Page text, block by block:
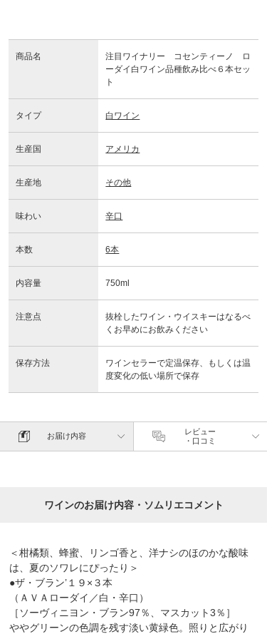
商品名
注目ワイナリー コセンティーノ ロ
ーダイ白ワイン品種飲み比べ６本セッ
ト
タイプ 白ワイン
生産国 アメリカ
生産地 その他
味わい 辛口
本数 6本
内容量 750ml
注意点
抜栓したワイン・ウイスキーはなるべ
くお早めにお飲みください
保存方法
ワインセラーで定温保存、もしくは温
度変化の低い場所で保存
お届け内容
レビュー
・口コミ
ワインのお届け内容・ソムリエコメント
＜柑橘類、蜂蜜、リンゴ香と、洋ナシのほのかな酸味
は、夏のソワレにぴったり＞
●ザ・ブラン’１９×３本
（ＡＶＡローダイ／白・辛口）
［ソーヴィニヨン・ブラン97％、マスカット3％］
ややグリーンの色調を残す淡い黄緑色。照りと広がり